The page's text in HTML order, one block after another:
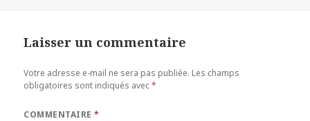
Laisser un commentaire
Votre adresse e-mail ne sera pas publiée. Les champs
obligatoires sont indiqués avec*
COMMENTAIRE*